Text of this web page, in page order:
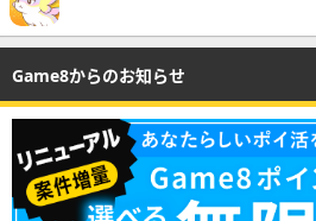
Game8からのお知らせ